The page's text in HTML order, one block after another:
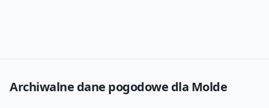
Archiwalne dane pogodowe dla Molde